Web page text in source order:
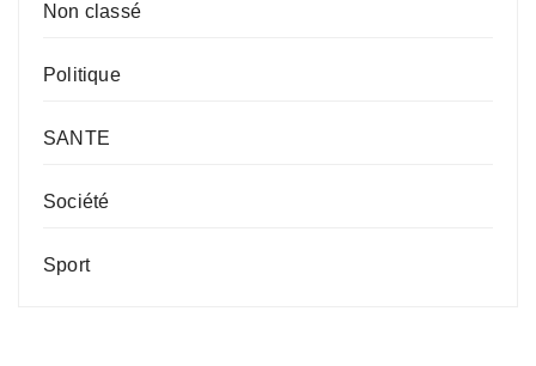
Non classé
Politique
SANTE
Société
Sport